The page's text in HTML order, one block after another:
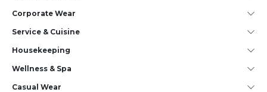
Corporate Wear
Service & Cuisine
House­keeping
Wellness & Spa
Casual Wear